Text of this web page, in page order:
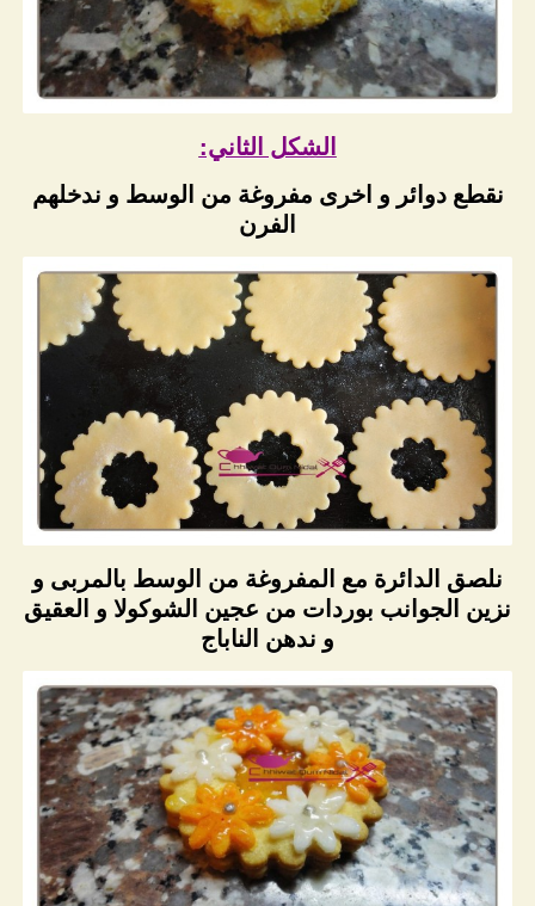
الشكل الثاني:
نقطع دوائر و اخرى مفروغة من الوسط و ندخلهم
الفرن
نلصق الدائرة مع المفروغة من الوسط بالمربى و
نزين الجوانب بوردات من عجين الشوكولا و العقيق
و ندهن الناباج